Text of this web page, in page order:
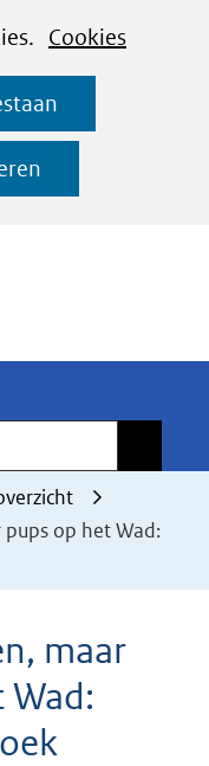
Cookies
op het Wad:
maar
Wad: